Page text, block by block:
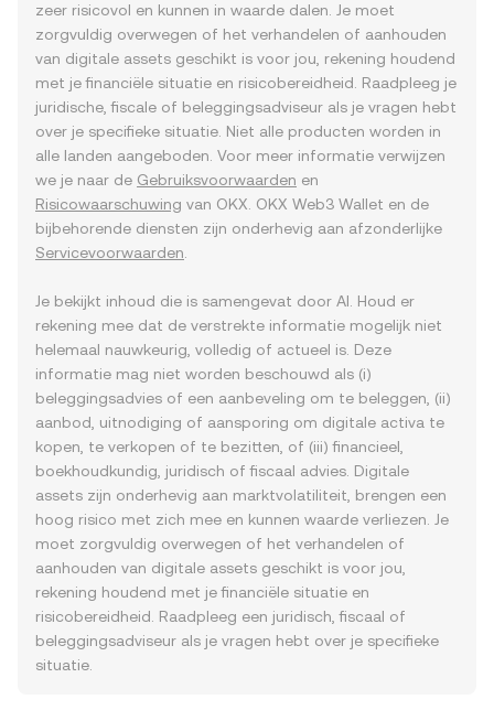
zeer risicovol en kunnen in waarde dalen. Je moet
zorgvuldig overwegen of het verhandelen of aanhouden
van digitale assets geschikt is voor jou, rekening houdend
met je financiële situatie en risicobereidheid. Raadpleeg je
juridische, fiscale of beleggingsadviseur als je vragen hebt
over je specifieke situatie. Niet alle producten worden in
alle landen aangeboden. Voor meer informatie verwijzen
we je naar de Gebruiksvoorwaarden en
Risicowaarschuwing van OKX. OKX Web3 Wallet en de
bijbehorende diensten zijn onderhevig aan afzonderlijke
Servicevoorwaarden
Je bekijkt inhoud die is samengevat door AI. Houd er
rekening mee dat de verstrekte informatie mogelijk niet
helemaal nauwkeurig, volledig of actueel is. Deze
informatie mag niet worden beschouwd als (i)
beleggingsadvies of een aanbeveling om te beleggen, (ii)
aanbod, uitnodiging of aansporing om digitale activa te
kopen, te verkopen of te bezitten, of (iii) financieel,
boekhoudkundig, juridisch of fiscaal advies. Digitale
assets zijn onderhevig aan marktvolatiliteit, brengen een
hoog risico met zich mee en kunnen waarde verliezen. Je
moet zorgvuldig overwegen of het verhandelen of
aanhouden van digitale assets geschikt is voor jou,
rekening houdend met je financiële situatie en
risicobereidheid. Raadpleeg een juridisch, fiscaal of
beleggingsadviseur als je vragen hebt over je specifieke
situatie.